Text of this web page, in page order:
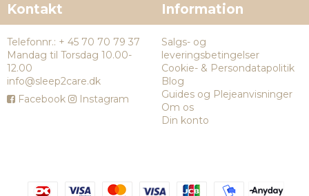
Kontakt
Telefonnr.: + 45 70 70 79 37
Mandag til Torsdag 10.00-
12.00
info@sleep2care.dk
Facebook
Instagram
Information
Salgs- og
leveringsbetingelser
Cookie- & Persondatapolitik
Blog
Guides og Plejeanvisninger
Om os
Din konto